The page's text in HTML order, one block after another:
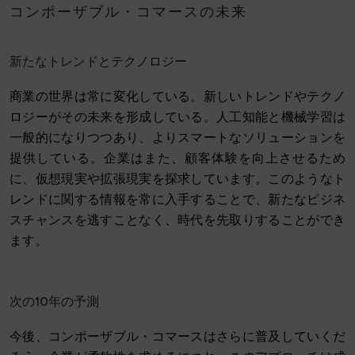
コンポーザブル・コマースの未来
新たなトレンドとテクノロジー
商業の世界は常に変化している。新しいトレンドやテクノ
ロジーがその未来を形成している。人工知能と機械学習は
一般的になりつつあり、よりスマートなソリューションを
提供している。企業はまた、顧客体験を向上させるため
に、仮想現実や拡張現実を探求しています。このようなト
レンドに関する情報を常に入手することで、新たなビジネ
スチャンスを逃すことなく、時代を先取りすることができ
ます。
次の10年の予測
今後、コンポーザブル・コマースはさらに普及していくだ